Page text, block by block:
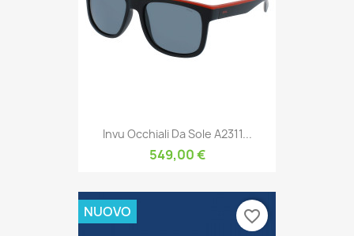
Invu Occhiali Da Sole A2311...
549,00 €
NUOVO favorite_border